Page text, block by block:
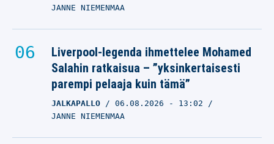
JANNE NIEMENMAA
Liverpool-legenda ihmettelee Mohamed
Salahin ratkaisua – ”yksinkertaisesti
parempi pelaaja kuin tämä”
JALKAPALLO 06.08.2026 - 13:02
JANNE NIEMENMAA